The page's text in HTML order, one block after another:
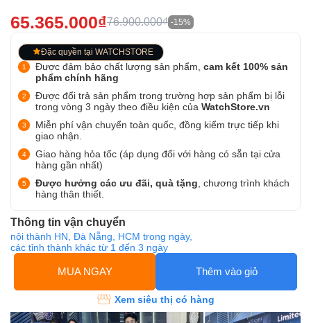
65.365.000₫76.900.000₫ -15%
Đặc quyền tại WATCHSTORE
Được đảm bảo chất lượng sản phẩm, cam kết 100% sản
phẩm chính hãng
Được đổi trả sản phẩm trong trường hợp sản phẩm bị lỗi
trong vòng 3 ngày theo điều kiện của WatchStore.vn
Miễn phí vận chuyển toàn quốc, đồng kiểm trực tiếp khi
giao nhận.
Giao hàng hỏa tốc (áp dụng đối với hàng có sẵn tại cửa
hàng gần nhất)
Được hưởng các ưu đãi, quà tặng , chương trình khách
hàng thân thiết.
Thông tin vận chuyển
nội thành HN, Đà Nẵng, HCM trong ngày,
các tỉnh thành khác từ 1 đến 3 ngày
MUA NGAY Thêm vào giỏ
Xem siêu thị có hàng